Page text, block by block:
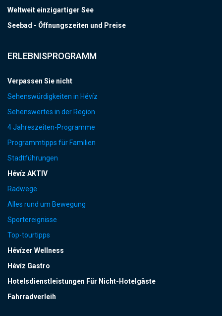
Weltweit einzigartiger See
Seebad - Öffnungszeiten und Preise
ERLEBNISPROGRAMM
Verpassen Sie nicht
Sehenswürdigkeiten in Hévíz
Sehenswertes in der Region
4 Jahreszeiten-Programme
Programmtipps für Familien
Stadtführungen
Hévíz AKTIV
Radwege
Alles rund um Bewegung
Sportereignisse
Top-tourtipps
Hévízer Wellness
Hévíz Gastro
Hotelsdienstleistungen Für Nicht-Hotelgäste
Fahrradverleih